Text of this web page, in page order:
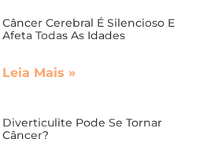
Câncer Cerebral É Silencioso E
Afeta Todas As Idades
Leia Mais »
Diverticulite Pode Se Tornar
Câncer?